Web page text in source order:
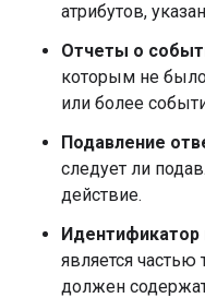
атрибутов,
Отчеты о
которым не было
или более
Подавление
следует ли
действие.
Идентификатор
является частью
должен